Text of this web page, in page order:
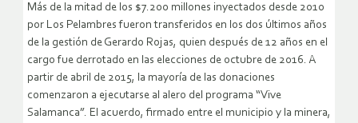
Más de la mitad de los $7.200 millones inyectados desde 2010
por Los Pelambres fueron transferidos en los dos últimos años
de la gestión de Gerardo Rojas, quien después de 12 años en el
cargo fue derrotado en las elecciones de octubre de 2016. A
partir de abril de 2015, la mayoría de las donaciones
comenzaron a ejecutarse al alero del programa “Vive
Salamanca”. El acuerdo, firmado entre el municipio y la minera,